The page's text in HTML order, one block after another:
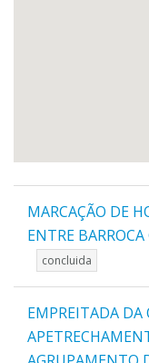
MARCAÇÃO DE
ENTRE
concluida
EMPREITADA DA